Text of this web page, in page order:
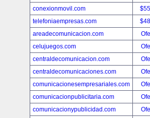
conexionmovil.com
telefoniaempresas.com
areadecomunicacion.com
celujuegos.com
centraldecomunicacion.com
centraldecomunicaciones.com
comunicacionesempresariales.com
comunicacionpublicitaria.com
comunicacionypublicidad.com